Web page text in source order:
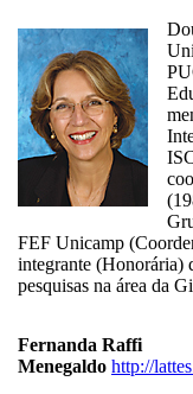
FEF Unicamp
integrante (Honorária)
pesquisas na área da
Fernanda Raffi
Menegaldohttp://